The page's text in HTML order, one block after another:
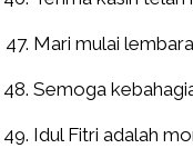
Mari mulai
Semoga
Idul Fitri adalah